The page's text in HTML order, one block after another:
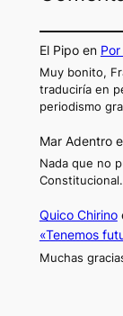
El Pipoen
Muy bonito,
traduciría en
periodismo
Mar Adentro
Nada que no
Quico Chirino
«Tenemos
Muchas